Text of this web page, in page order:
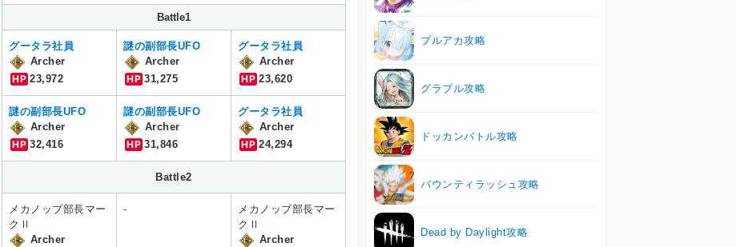
Battle1
グータラ社員
Archer
HP 23,972
謎の副部長UFO
Archer
HP 31,275
グータラ社員
Archer
HP 23,620
謎の副部長UFO
Archer
HP 32,416
謎の副部長UFO
Archer
HP 31,846
グータラ社員
Archer
HP 24,294
Battle2
メカノッブ部長マー
クⅡ
Archer
-
メカノッブ部長マー
クⅡ
Archer
ブルアカ攻略
グラブル攻略
ドッカンバトル攻略
バウンティラッシュ攻略
Dead by Daylight攻略